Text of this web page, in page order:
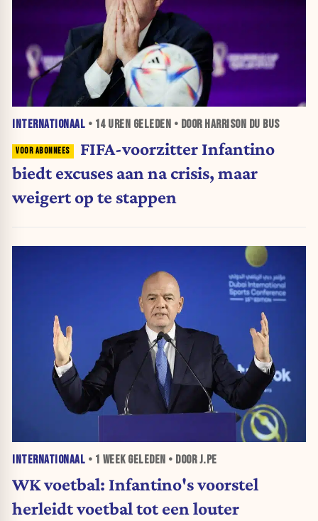
INTERNATIONAAL • 14 UREN GELEDEN • DOOR HARRISON DU BUS
FIFA-voorzitter Infantino
biedt excuses aan na crisis, maar
weigert op te stappen
INTERNATIONAAL • 1 WEEKGELEDEN • DOOR J.PE
WK voetbal: Infantino's voorstel
herleidt voetbal tot een louter